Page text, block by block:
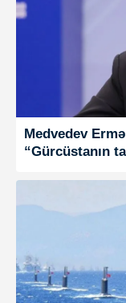
Medvedev
“Gürcüstanın